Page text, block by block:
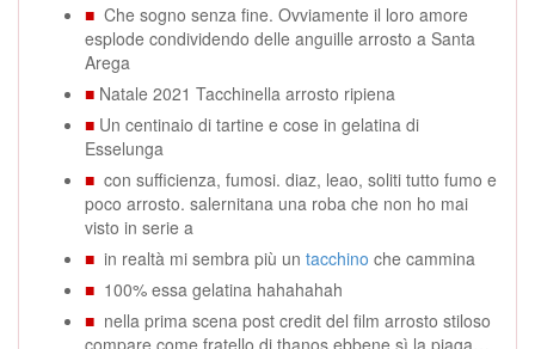
■ Che sogno senza fine. Ovviamente il loro amore
esplode condividendo delle anguille arrosto a Santa
Arega
■ Natale 2021 Tacchinella arrosto ripiena
■ Un centinaio di tartine e cose in gelatina di
Esselunga
■ con sufficienza, fumosi. diaz, leao, soliti tutto fumo e
poco arrosto. salernitana una roba che non ho mai
visto in serie a
■ in realtà mi sembra più un tacchino che cammina
■ 100% essa gelatina hahahahah
■ nella prima scena post credit del film arrosto stiloso
compare come fratello di thanos ebbene sì la piaga…